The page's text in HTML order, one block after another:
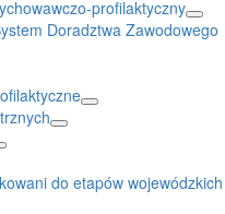
profilaktyczny
Doradztwa Zawodowego
do etapów wojewódzkich